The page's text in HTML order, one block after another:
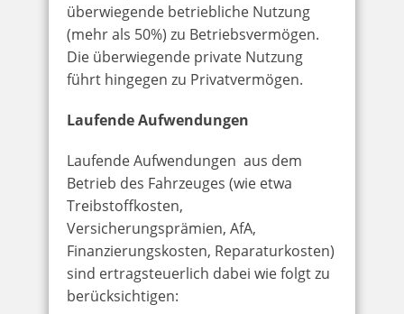
überwiegende betriebliche Nutzung
(mehr als 50%) zu Betriebsvermögen.
Die überwiegende private Nutzung
führt hingegen zu Privatvermögen.
Laufende Aufwendungen
Laufende Aufwendungen aus dem
Betrieb des Fahrzeuges (wie etwa
Treibstoffkosten,
Versicherungsprämien, AfA,
Finanzierungskosten, Reparaturkosten)
sind ertragsteuerlich dabei wie folgt zu
berücksichtigen: